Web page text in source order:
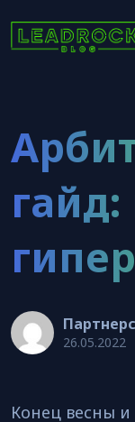
26.05.2022
Конец весны